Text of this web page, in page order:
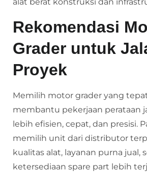
Rekomendasi
Grader untuk
Proyek
Memilih motor grader yang
membantu pekerjaan perataan
lebih efisien, cepat, dan presisi.
memilih unit dari distributor
kualitas alat, layanan purna jual,
ketersediaan spare part lebih